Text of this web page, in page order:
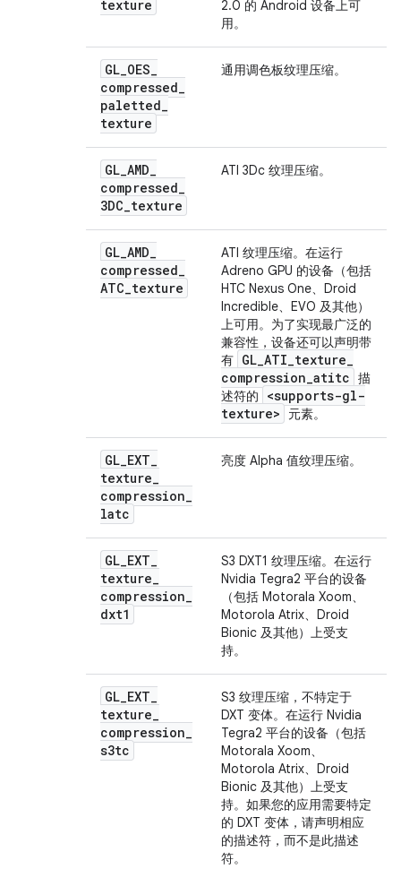
texture
2.0 的 Android 设备上可
用。
GL_OES_
compressed_
paletted_
texture
通用调色板纹理压缩。
GL_AMD_
compressed_
3DC_texture
ATI 3Dc 纹理压缩。
GL_AMD_
compressed_
ATC_texture
ATI 纹理压缩。在运行
Adreno GPU 的设备（包括
HTC Nexus One、Droid
Incredible、EVO 及其他）
上可用。为了实现最广泛的
兼容性，设备还可以声明带
有 GL_ATI_texture_
compression_atitc 描
述符的
<supports-gl-
texture>
元素。
GL_EXT_
texture_
compression_
latc
亮度 Alpha 值纹理压缩。
GL_EXT_
texture_
compression_
dxt1
S3 DXT1 纹理压缩。在运行
Nvidia Tegra2 平台的设备
（包括 Motorala Xoom、
Motorola Atrix、Droid
Bionic 及其他）上受支
持。
GL_EXT_
texture_
compression_
s3tc
S3 纹理压缩，不特定于
DXT 变体。在运行 Nvidia
Tegra2 平台的设备（包括
Motorala Xoom、
Motorola Atrix、Droid
Bionic 及其他）上受支
持。如果您的应用需要特定
的 DXT 变体，请声明相应
的描述符，而不是此描述
符。